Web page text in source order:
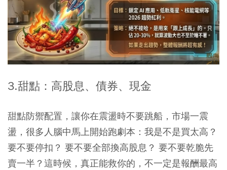
3.甜點：高股息、債券、現金
甜點防禦配置，讓你在震盪時不要跳船，市場一震
盪，很多人腦中馬上開始跑劇本：我是不是買太高？
要不要停扣？ 要不要全部換高股息？ 要不要乾脆先
賣一半？這時候，真正能救你的，不一定是報酬最高